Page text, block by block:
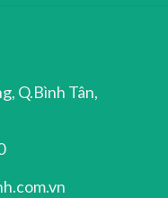
Q.Bình Tân,